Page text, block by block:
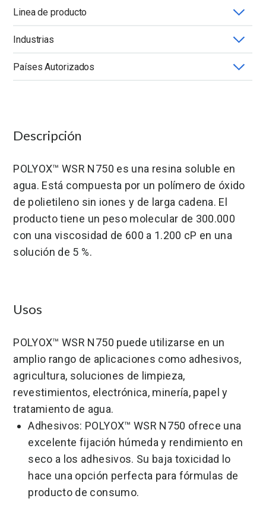
Linea de producto
POLYOX™
Industrias
Aplicación Compatibilidad con Solventes
Países Autorizados
Descripción
POLYOX™ WSR N750 es una resina soluble en
agua. Está compuesta por un polímero de óxido
de polietileno sin iones y de larga cadena. El
producto tiene un peso molecular de 300.000
con una viscosidad de 600 a 1.200 cP en una
solución de 5 %.
Usos
POLYOX™ WSR N750 puede utilizarse en un
amplio rango de aplicaciones como adhesivos,
agricultura, soluciones de limpieza,
revestimientos, electrónica, minería, papel y
tratamiento de agua.
Adhesivos: POLYOX™ WSR N750 ofrece una
excelente fijación húmeda y rendimiento en
seco a los adhesivos. Su baja toxicidad lo
hace una opción perfecta para fórmulas de
producto de consumo.